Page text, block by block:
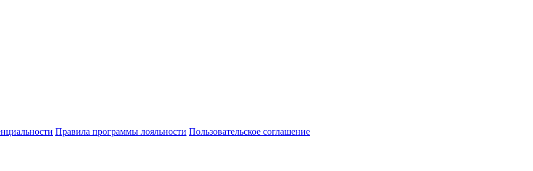
Правила программы лояльности Пользовательское соглашение